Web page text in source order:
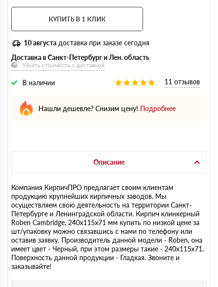
КУПИТЬ В 1 КЛИК
10 августа доставка при заказе сегодня
Доставка в Санкт-Петербург и Лен. область
Узнать стоимость с доставкой
В наличии 11 отзывов
Нашли дешевле? Снизим цену! Подробнее
Описание
Компания КирпичПРО предлагает своим клиентам
продукцию крупнейших кирпичных заводов. Мы
осуществляем свою деятельность на территории Санкт-
Петербурге и Ленинградской области. Кирпич клинкерный
Roben Cambridge, 240х115х71 мм купить по низкой цене за
шт/упаковку можно связавшись с нами по телефону или
оставив заявку. Производитель данной модели - Roben, она
имеет цвет - Черный, при этом размеры такие - 240х115х71.
Поверхность данной продукции - Гладкая. Звоните и
заказывайте!